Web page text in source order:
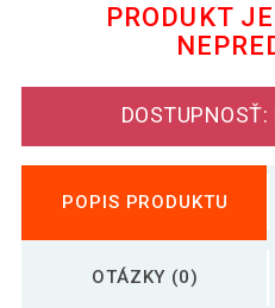
PRODUKT
POPIS PRODUKTU
OTÁZKY (0)